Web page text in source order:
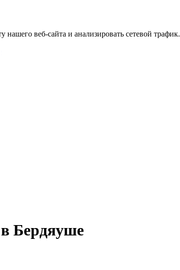
веб-сайта и анализировать сетевой трафик.
Бердяуше